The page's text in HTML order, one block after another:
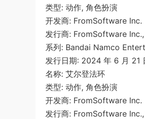
类型: 动作, 角色扮演
开发商: FromSoftware Inc.
发行商: FromSoftware
系列: Bandai Namco
发行日期: 2024 年 6 月 21
名称: 艾尔登法环
类型: 动作, 角色扮演
开发商: FromSoftware Inc.
发行商: FromSoftware